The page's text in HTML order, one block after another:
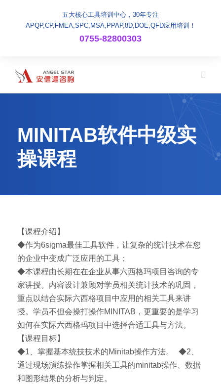
五大核心工具培训中心，30年专注
APQP,CP,FMEA,SPC,MSA,PPAP,8D,DOE,QFD应用培训！
0755-82800303
MINITAB软件中级实
操课程
【课程介绍】
◆作为6sigma最佳工具软件，让复杂的统计技术在您
的企业中变成广泛应用的工具；
◆本课程由长期在在企业从事六西格玛项目咨询的专
家讲授。内容设计兼顾对学员相关统计技术的巩固，
重点以结合实际六西格项目中应用的相关工具来讲
授。学员不但会操打操作MINITAB，更重要的是学习
如何在实际六西格玛项目中选择合适工具与方法。
【课程目标】
◆1、掌握基本统技技术的Minitab操作方法。 ◆2、
通过现场演练操作掌握相关工具的minitab操作、数据
和图形结果的分析与判定。